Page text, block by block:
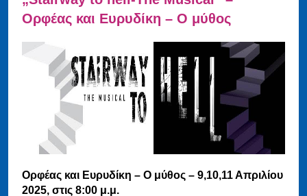
Ορφέας και Ευρυδίκη – Ο μύθος
Ορφέας και Ευρυδίκη – Ο μύθος – 9,10,11 Απριλίου
2025, στις 8:00 μ.μ.